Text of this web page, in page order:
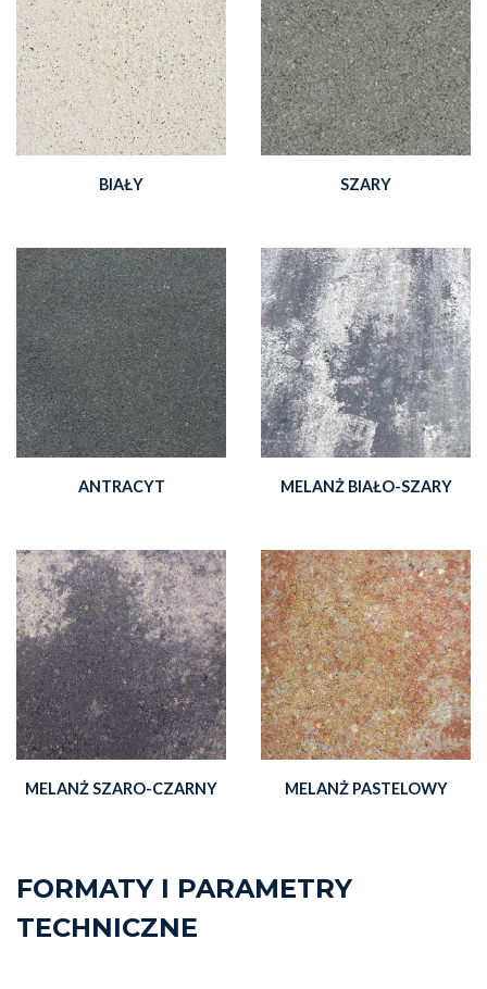
BIAŁY SZARY
ANTRACYT MELANŻ BIAŁO-SZARY
MELANŻ SZARO-CZARNY MELANŻ PASTELOWY
FORMATY I PARAMETRY
TECHNICZNE